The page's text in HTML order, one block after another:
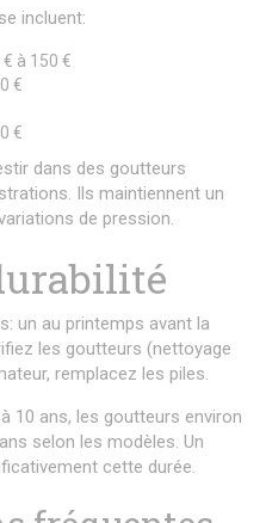
incluent:
à 150 €
€
€
dans des goutteurs
Ils maintiennent un
de pression.
un au printemps avant la
les goutteurs (nettoyage
remplacez les piles.
10 ans, les goutteurs environ
selon les modèles. Un
cette durée.